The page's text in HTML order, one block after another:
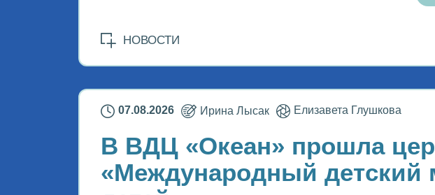
НОВОСТИ
07.08.2026 Ирина Лысак Елизавета Глушкова
В ВДЦ «Океан» прошла
«Международный детский